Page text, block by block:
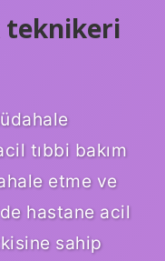
teknikeri
tıbbi bakım
etme ve
hastane acil
sahip